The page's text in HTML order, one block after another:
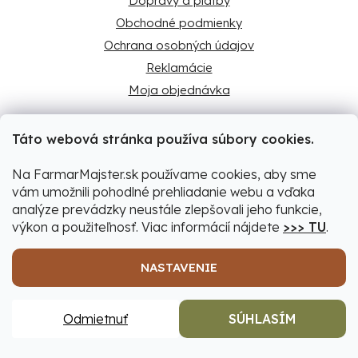
Táto webová stránka používa súbory cookies.
Na FarmarMajster.sk používame cookies, aby sme
vám umožnili pohodlné prehliadanie webu a vďaka
analýze prevádzky neustále zlepšovali jeho funkcie,
výkon a použiteľnosť. Viac informácií nájdete >>> TU.
NASTAVENIE
Odmietnuť SÚHLASÍM
Obchodné podmienky
Ochrana osobných údajov
Reklamácie
Moja objednávka
Užitočné informácie
O nás
Predajne
Najčastejšie otázky
Naše značky
Blog
Predajne